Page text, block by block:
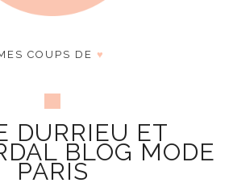
COUPS DE ♥
DURRIEU ET
BLOG MODE
PARIS